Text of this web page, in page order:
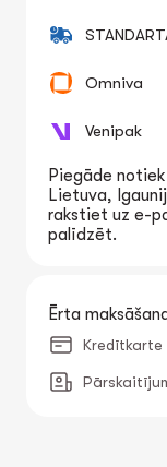
Omniva
Venipak
Piegāde
Lietuva,
rakstiet uz e-
palīdzēt.
Ērta
Kredītkarte